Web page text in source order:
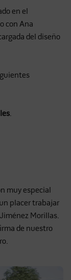
en el
con Ana
del diseño
.
muy especial
placer trabajar
Morillas.
de nuestro